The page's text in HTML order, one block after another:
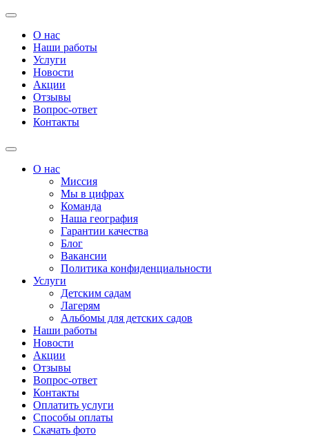
О нас
Наши работы
Услуги
Новости
Акции
Отзывы
Вопрос-ответ
Контакты
О нас
Миссия
Мы в цифрах
Команда
Наша география
Гарантии качества
Блог
Вакансии
Политика конфиденциальности
Услуги
Детским садам
Лагерям
Альбомы для детских садов
Наши работы
Новости
Акции
Отзывы
Вопрос-ответ
Контакты
Оплатить услуги
Способы оплаты
Скачать фото